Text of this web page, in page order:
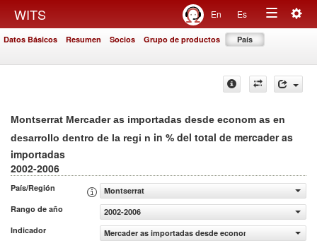
WITS En Es
Toggle
Datos Básicos Resumen Socios Grupo de productos País
Montserrat Mercader as importadas desde econom as en
desarrollo dentro de la regi n in % del total de mercader as
importadas
2002-2006
País/Región
Montserrat
Rango de año
2002-2006
Indicador
Mercader as importadas desde econom as en